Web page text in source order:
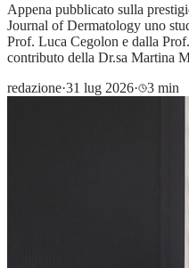
Appena pubblicato sulla
Journal of Dermatology uno
Prof. Luca Cegolon e dalla
contributo della Dr.sa Martina
redazione·31 lug 2026· 3 min